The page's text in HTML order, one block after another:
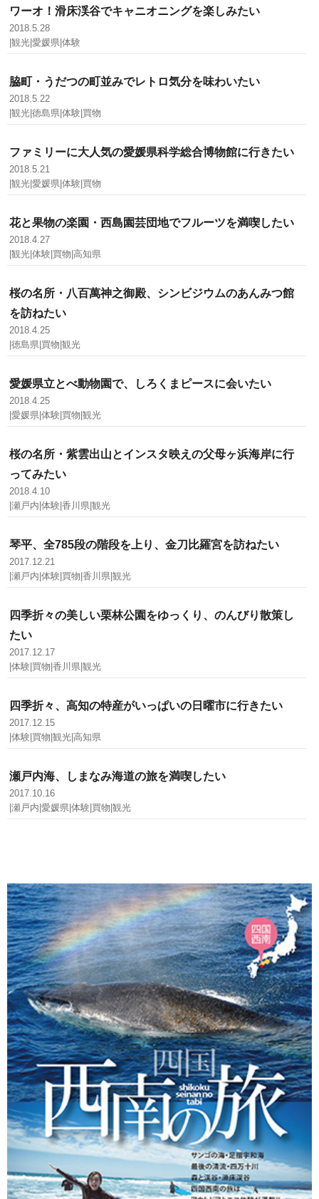
ワーオ！滑床渓谷でキャニオニングを楽しみたい
2018.5.28
|観光|愛媛県|体験
脇町・うだつの町並みでレトロ気分を味わいたい
2018.5.22
|観光|徳島県|体験|買物
ファミリーに大人気の愛媛県科学総合博物館に行きたい
2018.5.21
|観光|愛媛県|体験|買物
花と果物の楽園・西島園芸団地でフルーツを満喫したい
2018.4.27
|観光|体験|買物|高知県
桜の名所・八百萬神之御殿、シンビジウムのあんみつ館
を訪ねたい
2018.4.25
|徳島県|買物|観光
愛媛県立とべ動物園で、しろくまピースに会いたい
2018.4.25
|愛媛県|体験|買物|観光
桜の名所・紫雲出山とインスタ映えの父母ヶ浜海岸に行
ってみたい
2018.4.10
|瀬戸内|体験|香川県|観光
琴平、全785段の階段を上り、金刀比羅宮を訪ねたい
2017.12.21
|瀬戸内|体験|買物|香川県|観光
四季折々の美しい栗林公園をゆっくり、のんびり散策し
たい
2017.12.17
|体験|買物|香川県|観光
四季折々、高知の特産がいっぱいの日曜市に行きたい
2017.12.15
|体験|買物|観光|高知県
瀬戸内海、しまなみ海道の旅を満喫したい
2017.10.16
|瀬戸内|愛媛県|体験|買物|観光